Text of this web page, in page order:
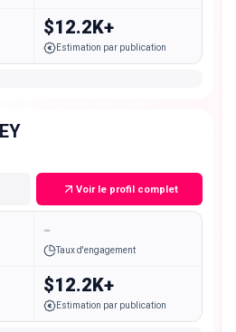
$12.2K+
Estimation par publication
Voir le profil complet
-
Taux d'engagement
$12.2K+
Estimation par publication